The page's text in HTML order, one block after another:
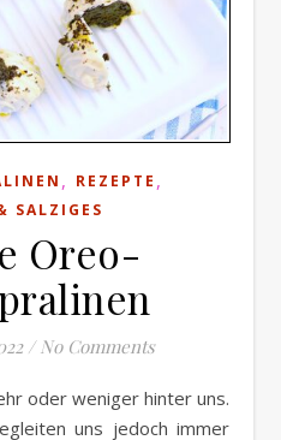
, REZEPTE ,
SALZIGES
Oreo-
/ No Comments
uns jedoch immer